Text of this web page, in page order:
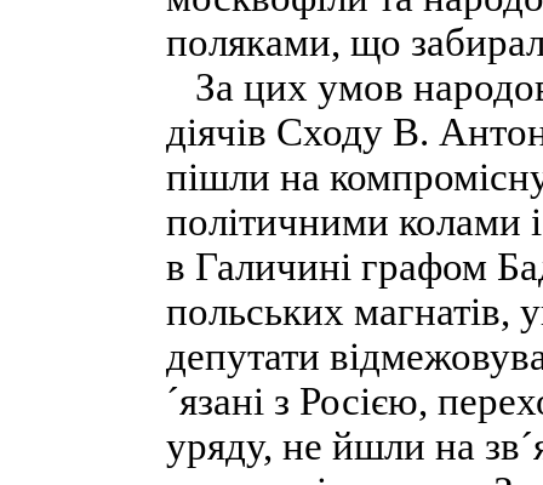
поляками, що
За цих умов
діячів Сходу В.
пішли на
політичними колами
в Галичині графом
польських магнатів,
депутати
´язані з Росією,
уряду, не йшли на